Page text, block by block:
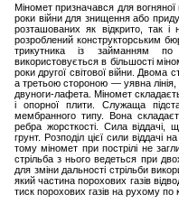
Міномет призначався для вогняної
роки війни для знищення або
розташованих як відкрито, так
розроблений конструкторським
трикутника із займанням
використовується в більшості
роки другої світової війни. Двома
а третьою стороною — уявна
двуноги-лафета. Міномет
і опорної плити. Служаща
мембранного типу. Вона
ребра жорсткості. Сила віддачі,
грунт. Розподіл цієї сили
тому міномет при пострілі не
стрільба з нього ведеться при
для зміни дальності стрільби
який частина порохових газів
тиск порохових газів на рухому по